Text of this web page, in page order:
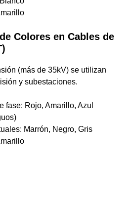
Colores en Cables de
(más de 35kV) se utilizan
y subestaciones.
fase: Rojo, Amarillo, Azul
Marrón, Negro, Gris